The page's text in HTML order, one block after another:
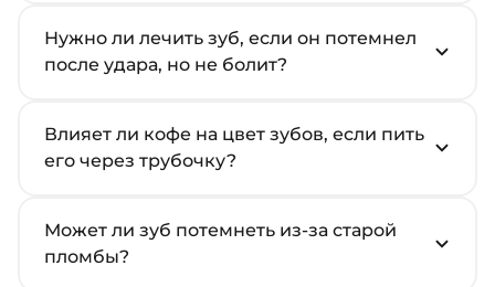
Нужно ли лечить зуб, если он потемнел
после удара, но не болит?
Влияет ли кофе на цвет зубов, если пить
его через трубочку?
Может ли зуб потемнеть из-за старой
пломбы?